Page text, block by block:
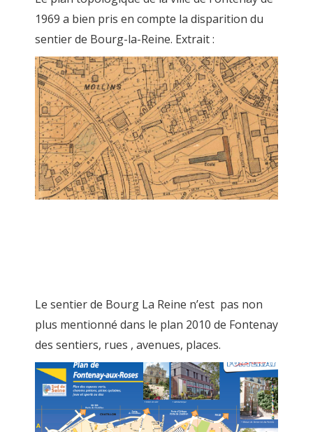
1969 a bien pris en compte la disparition du
sentier de Bourg-la-Reine. Extrait :
Le sentier de Bourg La Reine n’est pas non
plus mentionné dans le plan 2010 de Fontenay
des sentiers, rues , avenues, places.